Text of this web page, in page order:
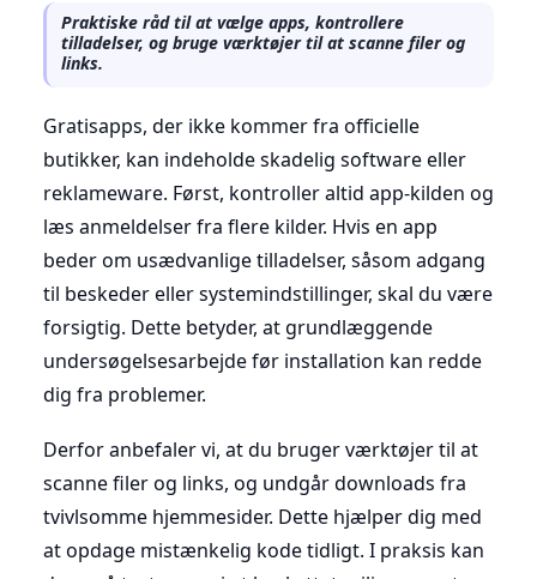
Praktiske råd til at vælge apps, kontrollere
tilladelser, og bruge værktøjer til at scanne filer og
links.
Gratisapps, der ikke kommer fra officielle
butikker, kan indeholde skadelig software eller
reklameware. Først, kontroller altid app-kilden og
læs anmeldelser fra flere kilder. Hvis en app
beder om usædvanlige tilladelser, såsom adgang
til beskeder eller systemindstillinger, skal du være
forsigtig. Dette betyder, at grundlæggende
undersøgelsesarbejde før installation kan redde
dig fra problemer.
Derfor anbefaler vi, at du bruger værktøjer til at
scanne filer og links, og undgår downloads fra
tvivlsomme hjemmesider. Dette hjælper dig med
at opdage mistænkelig kode tidligt. I praksis kan